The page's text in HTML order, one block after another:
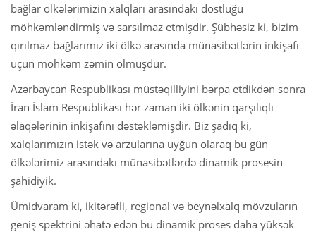
bağlar ölkələrimizin xalqları arasındakı dostluğu
möhkəmləndirmiş və sarsılmaz etmişdir. Şübhəsiz ki, bizim
qırılmaz bağlarımız iki ölkə arasında münasibətlərin inkişafı
üçün möhkəm zəmin olmuşdur.
Azərbaycan Respublikası müstəqilliyini bərpa etdikdən sonra
İran İslam Respublikası hər zaman iki ölkənin qarşılıqlı
əlaqələrinin inkişafını dəstəkləmişdir. Biz şadıq ki,
xalqlarımızın istək və arzularına uyğun olaraq bu gün
ölkələrimiz arasındakı münasibətlərdə dinamik prosesin
şahidiyik.
Ümidvaram ki, ikitərəfli, regional və beynəlxalq mövzuların
geniş spektrini əhatə edən bu dinamik proses daha yüksək